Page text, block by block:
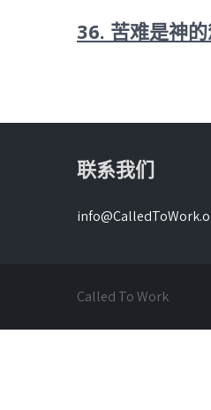
36. 苦难是神
联系我们
Called To Work